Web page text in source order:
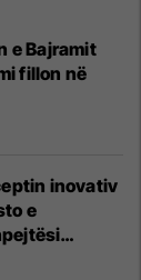
e Bajramit
fillon në
inovativ
e